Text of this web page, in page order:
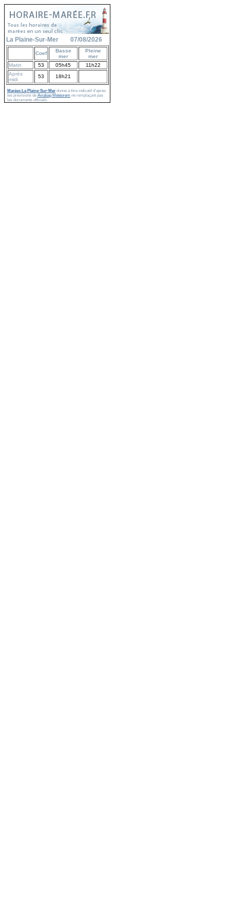
La Plaine-Sur-Mer 07/08/2026
Coef
Basse
mer
Pleine
mer
Matin
53 05h45
11h22
Après
midi
53 18h21
Marées La Plaine-Sur-Mer donné à titre indicatif d'après
les prévisions de Aviabag Météorem ne remplaçant pas
les documents officiels.